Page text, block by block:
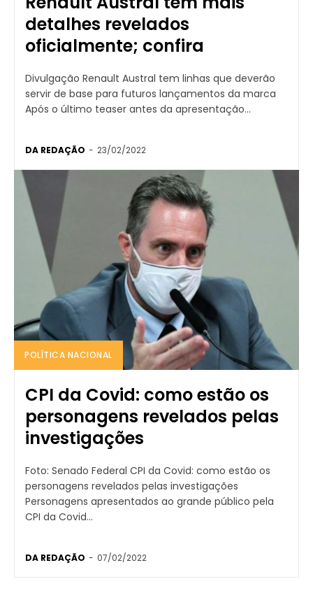
detalhes revelados
oficialmente; confira
Divulgação Renault Austral tem linhas que deverão
servir de base para futuros lançamentos da marca
Após o último teaser antes da apresentação...
DA REDAÇÃO - 23/02/2022
POLÍTICA NACIONAL
CPI da Covid: como estão os
personagens revelados pelas
investigações
Foto: Senado Federal CPI da Covid: como estão os
personagens revelados pelas investigações
Personagens apresentados ao grande público pela
CPI da Covid...
DA REDAÇÃO - 07/02/2022